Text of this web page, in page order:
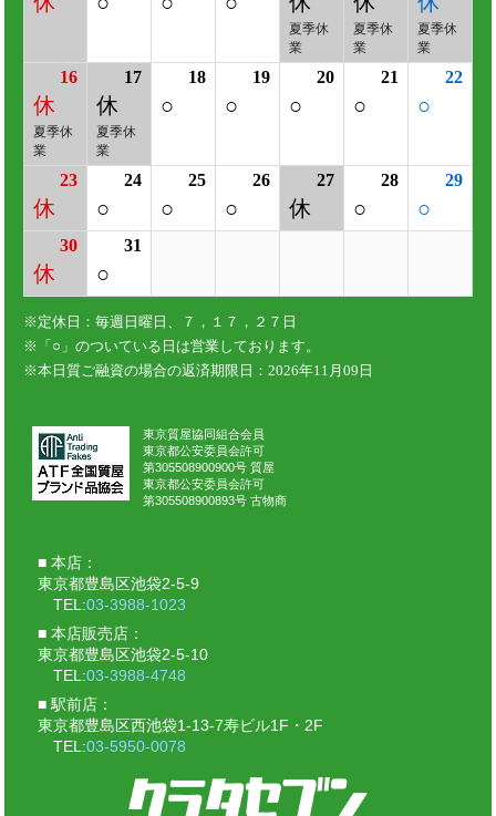
東京質屋協同組合会員
東京都公安委員会許可
第305508900900号 質屋
東京都公安委員会許可
第305508900893号 古物商
本店：
東京都豊島区池袋2-5-9
TEL:03-3988-1023
本店販売店：
東京都豊島区池袋2-5-10
TEL:03-3988-4748
駅前店：
東京都豊島区西池袋1-13-7寿ビル1F・2F
TEL:03-5950-0078